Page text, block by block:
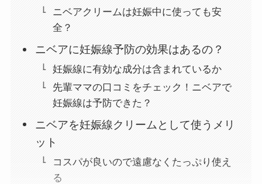
ニベアクリームは妊娠中に使っても安
全？
ニベアに妊娠線予防の効果はあるの？
妊娠線に有効な成分は含まれているか
先輩ママの口コミをチェック！ニベアで
妊娠線は予防できた？
ニベアを妊娠線クリームとして使うメリ
ット
コスパが良いので遠慮なくたっぷり使え
る